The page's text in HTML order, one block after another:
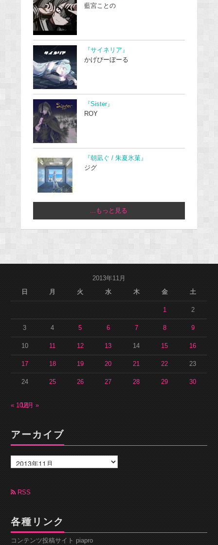
藍宮ことの
『サイネリア』
かげぴーぼーる
『Sister』
ROY
『朝凪ぐ / 朱夏氷菓』
ジグ
...もっと見る
2013年11月
日
月 火 水 木 金 土
1 2
3 4 5 6 7 8 9
10 11 12 13 14 15 16
17 18 19 20 21 22 23
24 25 26 27 28 29 30
« 10月12月 »
アーカイブ
ー
カ
ブ RSS
各種リンク
コンテンツ投稿サイト piapro